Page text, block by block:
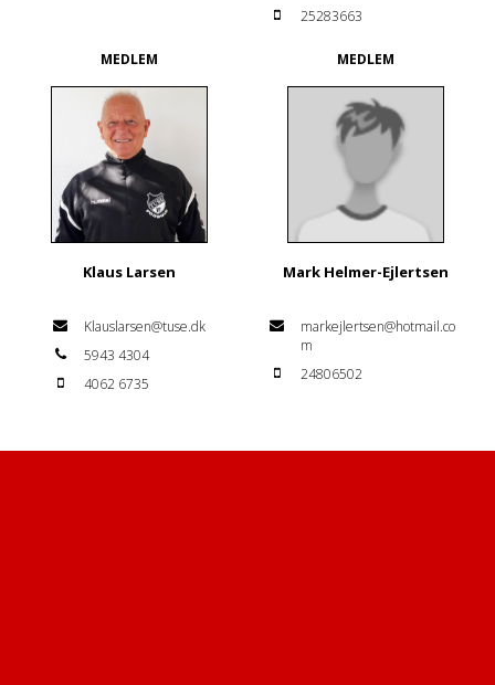
25283663
MEDLEM
Klaus Larsen
Klauslarsen@tuse.dk
5943 4304
4062 6735
MEDLEM
Mark Helmer-Ejlertsen
markejlertsen@hotmail.co
m
24806502